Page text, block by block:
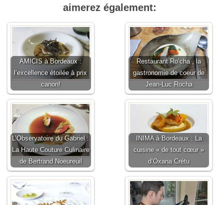
aimerez également:
AMICIS à Bordeaux :
l’excellence étoilée à prix
canon!
Restaurant Ro’cha , la
gastronomie de coeur de
Jean-Luc Rocha
L’Observatoire du Gabriel :
La Haute Couture Culinaire
de Bertrand Noeureuil
INIMA à Bordeaux : La
cuisine « de tout cœur »
d’Oxana Crétu